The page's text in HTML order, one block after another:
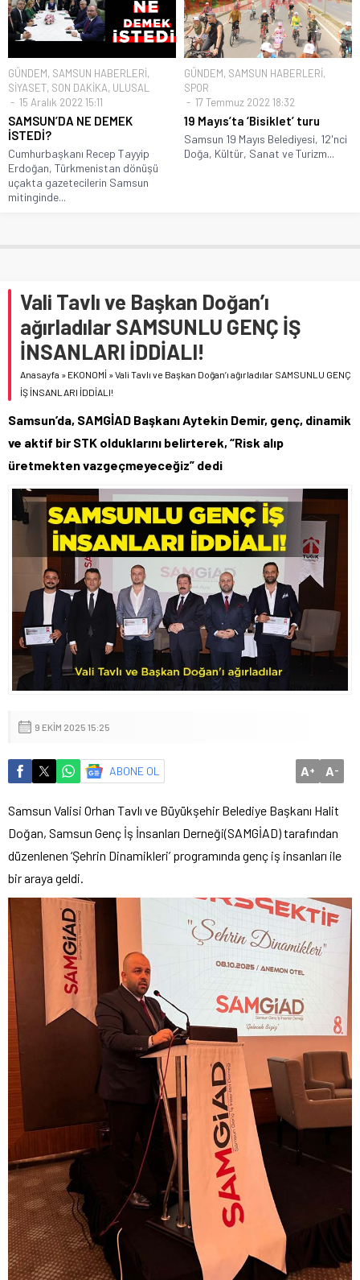
GÜNDEM, SAMSUN HABERLERİ,
SİYASET, SON DAKİKA, ULUSAL
15 Aralık 2022 15:11
SAMSUN’DA NE DEMEK
İSTEDİ?
Cumhurbaşkanı Recep Tayyip
Erdoğan, Türkmenistan dönüşü
uçakta gazetecilerin Samsun
mitinginde...
GÜNDEM, SAMSUN HABERLERİ,
SPOR
17 Temmuz 2022 18:32
19 Mayıs’ta ‘Bisiklet’ turu
Samsun 19 Mayıs Belediyesi, 12'nci
Doğa, Kültür, Sanat ve Turizm...
Vali Tavlı ve Başkan Doğan’ı
ağırladılar SAMSUNLU GENÇ İŞ
İNSANLARI İDDİALI!
Anasayfa » EKONOMİ »Vali Tavlı ve Başkan Doğan’ı ağırladılar SAMSUNLU GENÇ
İŞ İNSANLARI İDDİALI!
Samsun’da, SAMGİAD Başkanı Aytekin Demir, genç, dinamik
ve aktif bir STK olduklarını belirterek, “Risk alıp
üretmekten vazgeçmeyeceğiz” dedi
9 EKIM 2025 15:25
ABONE OL A+ A-
Samsun Valisi Orhan Tavlı ve Büyükşehir Belediye Başkanı Halit
Doğan, Samsun Genç İş İnsanları Derneği(SAMGİAD) tarafından
düzenlenen ‘Şehrin Dinamikleri’ programında genç iş insanları ile
bir araya geldi.